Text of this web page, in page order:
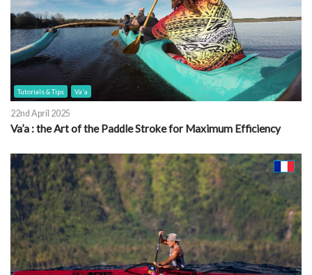
Tutorials & Tips Va'a
22nd April 2025
Va’a : the Art of the Paddle Stroke for Maximum Efficiency